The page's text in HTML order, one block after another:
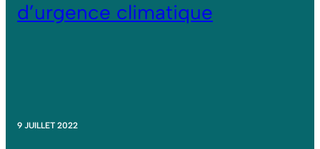
d’urgence climatique
9 JUILLET 2022